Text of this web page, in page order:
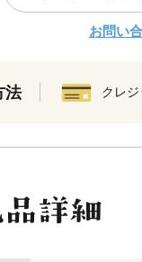
お問い
法 クレ